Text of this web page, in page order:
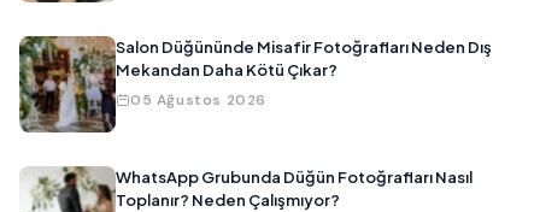
Salon Düğününde Misafir Fotoğrafları Neden Dış
Mekandan Daha Kötü Çıkar?
05 Ağustos 2026
WhatsApp Grubunda Düğün Fotoğrafları Nasıl
Toplanır? Neden Çalışmıyor?